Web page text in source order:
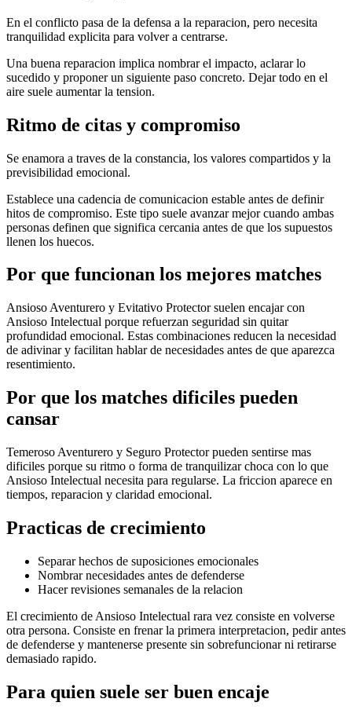
En el conflicto pasa de la defensa a la reparacion, pero necesita
tranquilidad explicita para volver a centrarse.
Una buena reparacion implica nombrar el impacto, aclarar lo
sucedido y proponer un siguiente paso concreto. Dejar todo en el
aire suele aumentar la tension.
Ritmo de citas y compromiso
Se enamora a traves de la constancia, los valores compartidos y la
previsibilidad emocional.
Establece una cadencia de comunicacion estable antes de definir
hitos de compromiso. Este tipo suele avanzar mejor cuando ambas
personas definen que significa cercania antes de que los supuestos
llenen los huecos.
Por que funcionan los mejores matches
Ansioso Aventurero y Evitativo Protector suelen encajar con
Ansioso Intelectual porque refuerzan seguridad sin quitar
profundidad emocional. Estas combinaciones reducen la necesidad
de adivinar y facilitan hablar de necesidades antes de que aparezca
resentimiento.
Por que los matches dificiles pueden
cansar
Temeroso Aventurero y Seguro Protector pueden sentirse mas
dificiles porque su ritmo o forma de tranquilizar choca con lo que
Ansioso Intelectual necesita para regularse. La friccion aparece en
tiempos, reparacion y claridad emocional.
Practicas de crecimiento
Separar hechos de suposiciones emocionales
Nombrar necesidades antes de defenderse
Hacer revisiones semanales de la relacion
El crecimiento de Ansioso Intelectual rara vez consiste en volverse
otra persona. Consiste en frenar la primera interpretacion, pedir antes
de defenderse y mantenerse presente sin sobrefuncionar ni retirarse
demasiado rapido.
Para quien suele ser buen encaje